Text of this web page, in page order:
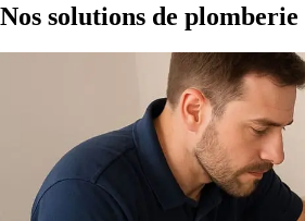
Nos solutions de